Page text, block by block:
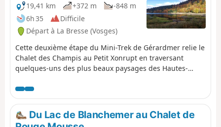
19,41 km
+372 m
-848 m
6h 35
Difficile
Départ à La Bresse (Vosges)
Cette deuxième étape du Mini-Trek de Gérardmer relie le
Chalet des Champis au Petit Xonrupt en traversant
quelques-uns des plus beaux paysages des Hautes-
le parcours remonte sur les hauteurs de La Bresse-
Hohneck, avant de rejoindre le Lac de la Lande, la ferme-
auberge du Schmargult et la célèbre Route des Crêtes.
La randonnée se poursuit par une longue descente
Du Lac de Blanchemer au Chalet de